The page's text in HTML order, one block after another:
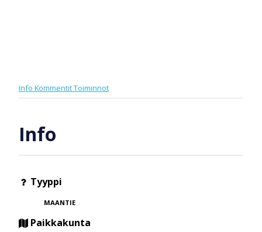
Info KommentitToiminnot
Info
Tyyppi
MAANTIE
Paikkakunta